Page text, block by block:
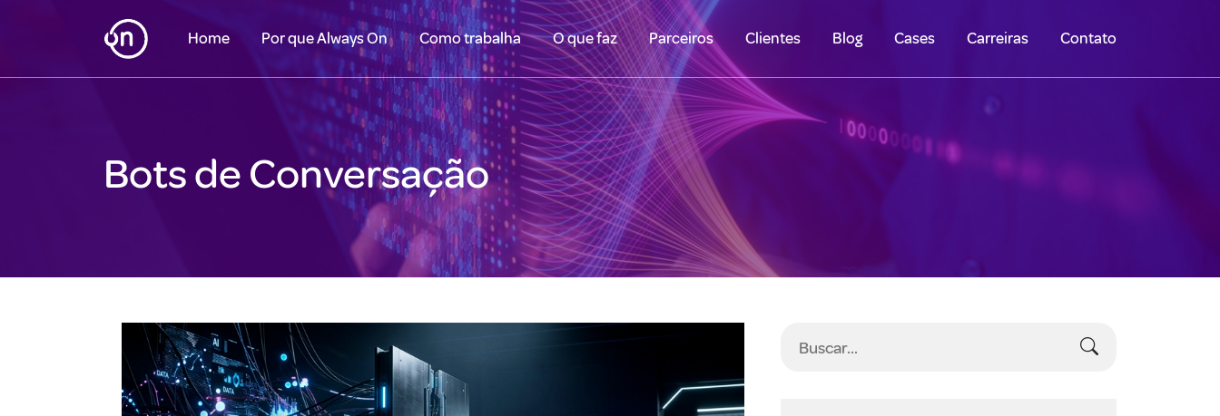
Home Por que Always On Como trabalha O que faz Parceiros Clientes Blog Cases Carreiras Contato
Bots de Conversação